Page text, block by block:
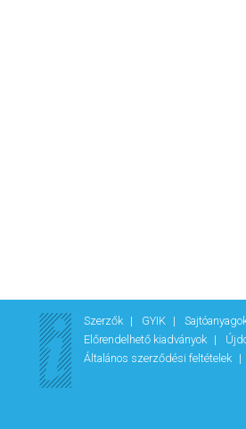
Szerzők GYIK
Előrendelhető kiadványok
Általános szerződési feltételek